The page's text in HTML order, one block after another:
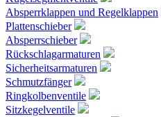
Absperrklappen und Regelklappen
Plattenschieber
Absperrschieber
Rückschlagarmaturen
Sicherheitsarmaturen
Schmutzfänger
Ringkolbenventile
Sitzkegelventile